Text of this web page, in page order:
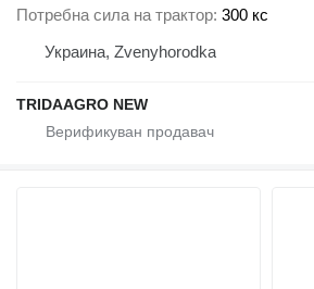
Потребна сила на трактор 300 кс
Украина, Zvenyhorodka
TRIDAAGRO NEW